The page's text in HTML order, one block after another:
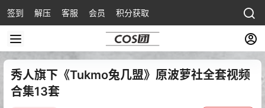
签到 解压 客服 会员 积分获取
秀人旗下《Tukmo兔几盟》原波萝社全套视频
合集13套